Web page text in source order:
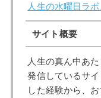
人生の水曜日ラボ
サイト概要
人生の真ん中あ
発信しているサ
した経験から、